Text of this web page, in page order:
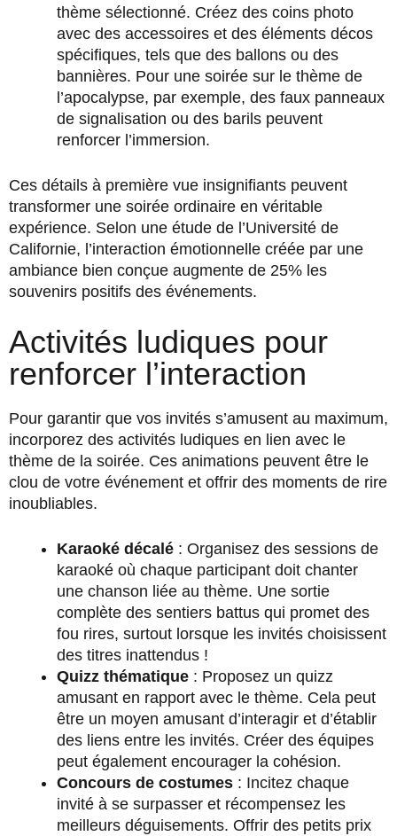
thème sélectionné. Créez des coins photo
avec des accessoires et des éléments décos
spécifiques, tels que des ballons ou des
bannières. Pour une soirée sur le thème de
l’apocalypse, par exemple, des faux panneaux
de signalisation ou des barils peuvent
renforcer l’immersion.
Ces détails à première vue insignifiants peuvent
transformer une soirée ordinaire en véritable
expérience. Selon une étude de l’Université de
Californie, l’interaction émotionnelle créée par une
ambiance bien conçue augmente de 25% les
souvenirs positifs des événements.
Activités ludiques pour
renforcer l’interaction
Pour garantir que vos invités s’amusent au maximum,
incorporez des activités ludiques en lien avec le
thème de la soirée. Ces animations peuvent être le
clou de votre événement et offrir des moments de rire
inoubliables.
Karaoké décalé : Organisez des sessions de
karaoké où chaque participant doit chanter
une chanson liée au thème. Une sortie
complète des sentiers battus qui promet des
fou rires, surtout lorsque les invités choisissent
des titres inattendus !
Quizz thématique : Proposez un quizz
amusant en rapport avec le thème. Cela peut
être un moyen amusant d’interagir et d’établir
des liens entre les invités. Créer des équipes
peut également encourager la cohésion.
Concours de costumes : Incitez chaque
invité à se surpasser et récompensez les
meilleurs déguisements. Offrir des petits prix